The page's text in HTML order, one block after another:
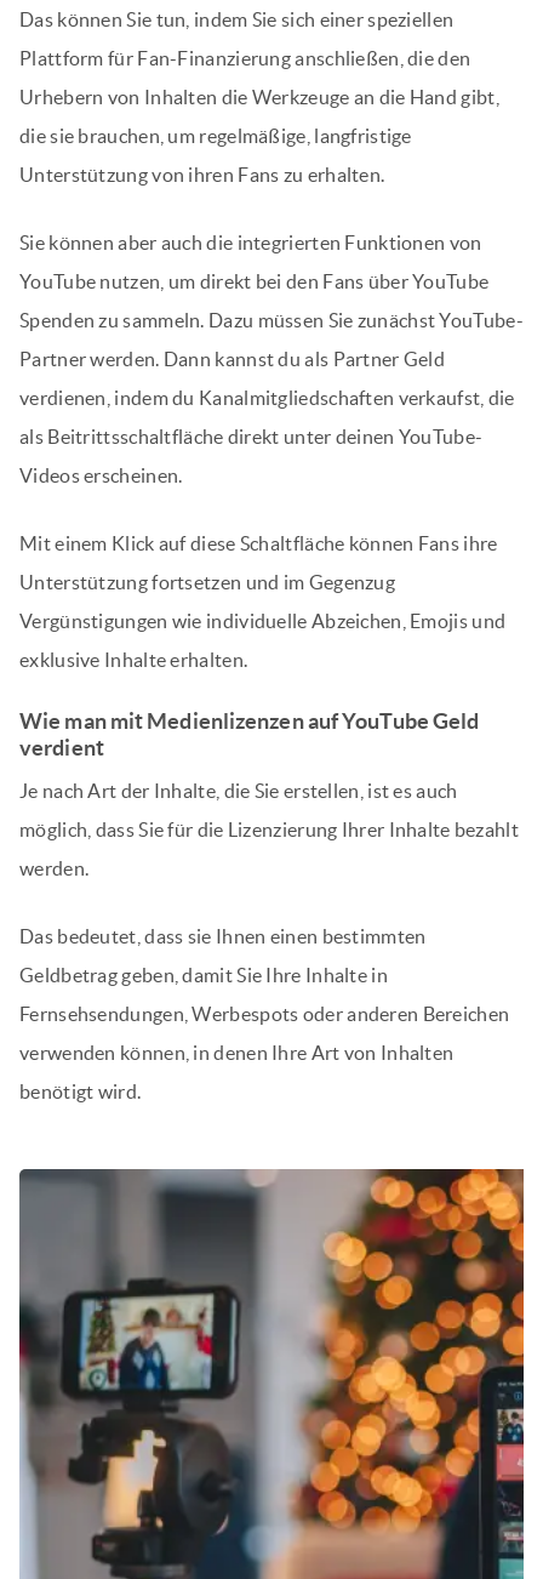
Das können Sie tun, indem Sie sich einer speziellen
Plattform für Fan-Finanzierung anschließen, die den
Urhebern von Inhalten die Werkzeuge an die Hand gibt,
die sie brauchen, um regelmäßige, langfristige
Unterstützung von ihren Fans zu erhalten.
Sie können aber auch die integrierten Funktionen von
YouTube nutzen, um direkt bei den Fans über YouTube
Spenden zu sammeln. Dazu müssen Sie zunächst YouTube-
Partner werden. Dann kannst du als Partner Geld
verdienen, indem du Kanalmitgliedschaften verkaufst, die
als Beitrittsschaltfläche direkt unter deinen YouTube-
Videos erscheinen.
Mit einem Klick auf diese Schaltfläche können Fans ihre
Unterstützung fortsetzen und im Gegenzug
Vergünstigungen wie individuelle Abzeichen, Emojis und
exklusive Inhalte erhalten.
Wie man mit Medienlizenzen auf YouTube Geld
verdient
Je nach Art der Inhalte, die Sie erstellen, ist es auch
möglich, dass Sie für die Lizenzierung Ihrer Inhalte bezahlt
werden.
Das bedeutet, dass sie Ihnen einen bestimmten
Geldbetrag geben, damit Sie Ihre Inhalte in
Fernsehsendungen, Werbespots oder anderen Bereichen
verwenden können, in denen Ihre Art von Inhalten
benötigt wird.